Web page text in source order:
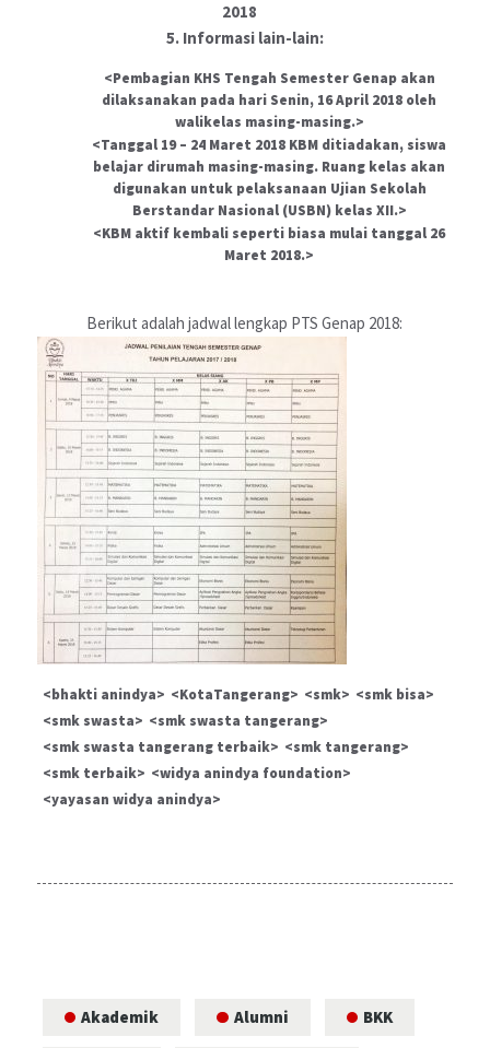
2018
5. Informasi lain-lain:
Pembagian KHS Tengah Semester Genap akan
dilaksanakan pada hari Senin, 16 April 2018 oleh
walikelas masing-masing.
Tanggal 19 – 24 Maret 2018 KBM ditiadakan, siswa
belajar dirumah masing-masing. Ruang kelas akan
digunakan untuk pelaksanaan Ujian Sekolah
Berstandar Nasional (USBN) kelas XII.
KBM aktif kembali seperti biasa mulai tanggal 26
Maret 2018.
Berikut adalah jadwal lengkap PTS Genap 2018:
bhakti anindya KotaTangerang smk
smk bisa
smk swasta
smk swasta tangerang
smk swasta tangerang terbaik
smk tangerang
smk terbaik
widya anindya foundation
yayasan widya anindya
Akademik Alumni BKK